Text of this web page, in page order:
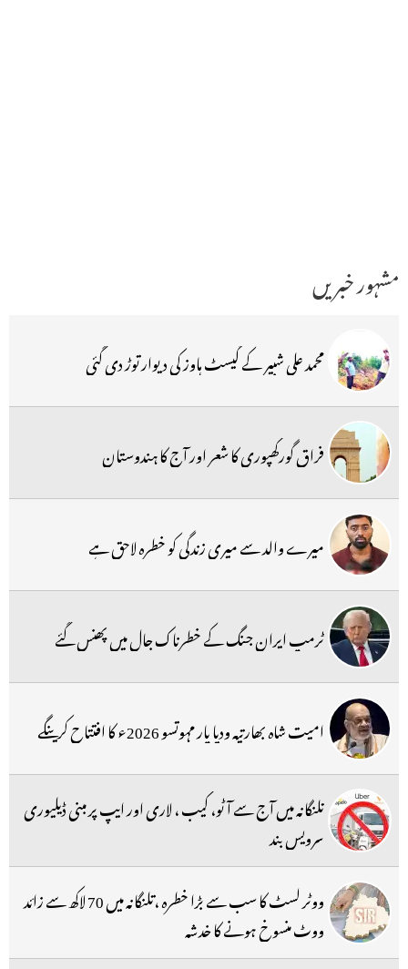
مشہور خبریں
محمد علی شبیر کے گیسٹ ہاوز کی دیوار توڑ دی گئی
فراق گورکھپوری کا شعر اور آج کا ہندوستان
میرے والد سے میری زندگی کو خطرہ لاحق ہے
ٹرمپ ایران جنگ کے خطرناک جال میں پھنس گئے
امیت شاہ بھارتیہ ودیا پار مہوتسو 2026ء کا افتتاح کرینگے
تلنگانہ میں آج سے آٹو، کیب ، لاری اور ایپ پر مبنی ڈیلیوری
سرویس بند
ووٹر لسٹ کا سب سے بڑا خطرہ ،تلنگانہ میں 70 لاکھ سے زائد
ووٹ منسوخ ہونے کا خدشہ